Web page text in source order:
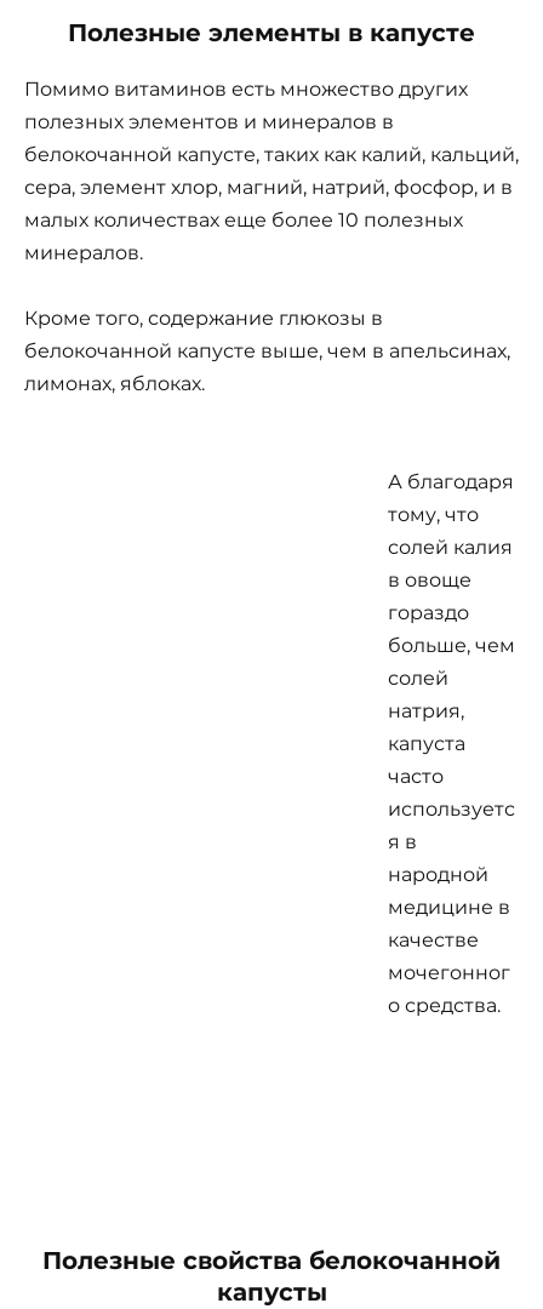
Полезные элементы в капусте
Помимо витаминов есть множество других
полезных элементов и минералов в
белокочанной капусте, таких как калий, кальций,
сера, элемент хлор, магний, натрий, фосфор, и в
малых количествах еще более 10 полезных
минералов.
Кроме того, содержание глюкозы в
белокочанной капусте выше, чем в апельсинах,
лимонах, яблоках.
А благодаря
тому, что
солей калия
в овоще
гораздо
больше, чем
солей
натрия,
капуста
часто
используетс
я в
народной
медицине в
качестве
мочегонног
о средства.
Полезные свойства белокочанной
капусты